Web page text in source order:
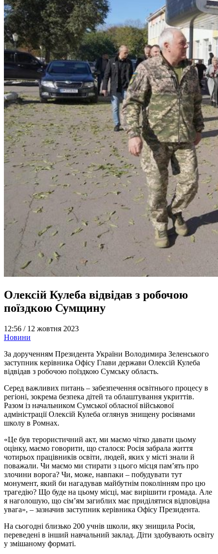
Олексій Кулеба відвідав з робочою
поїздкою Сумщину
12:56 / 12 жовтня 2023
Новини
За дорученням Президента України Володимира Зеленського
заступник керівника Офісу Глави держави Олексій Кулеба
відвідав з робочою поїздкою Сумську область.
Серед важливих питань – забезпечення освітнього процесу в
регіоні, зокрема безпека дітей та облаштування укриттів.
Разом із начальником Сумської обласної військової
адміністрації Олексій Кулеба оглянув знищену росіянами
школу в Ромнах.
«Це був терористичний акт, ми маємо чітко давати цьому
оцінку, маємо говорити, що сталося: Росія забрала життя
чотирьох працівників освіти, людей, яких у місті знали й
поважали. Чи маємо ми стирати з цього місця пам’ять про
злочини ворога? Чи, може, навпаки – побудувати тут
монумент, який би нагадував майбутнім поколінням про цю
трагедію? Що буде на цьому місці, має вирішити громада. Але
я наголошую, що сім’ям загиблих має приділятися відповідна
увага», – зазначив заступник керівника Офісу Президента.
На сьогодні близько 200 учнів школи, яку знищила Росія,
переведені в інший навчальний заклад. Діти здобувають освіту
у змішаному форматі.